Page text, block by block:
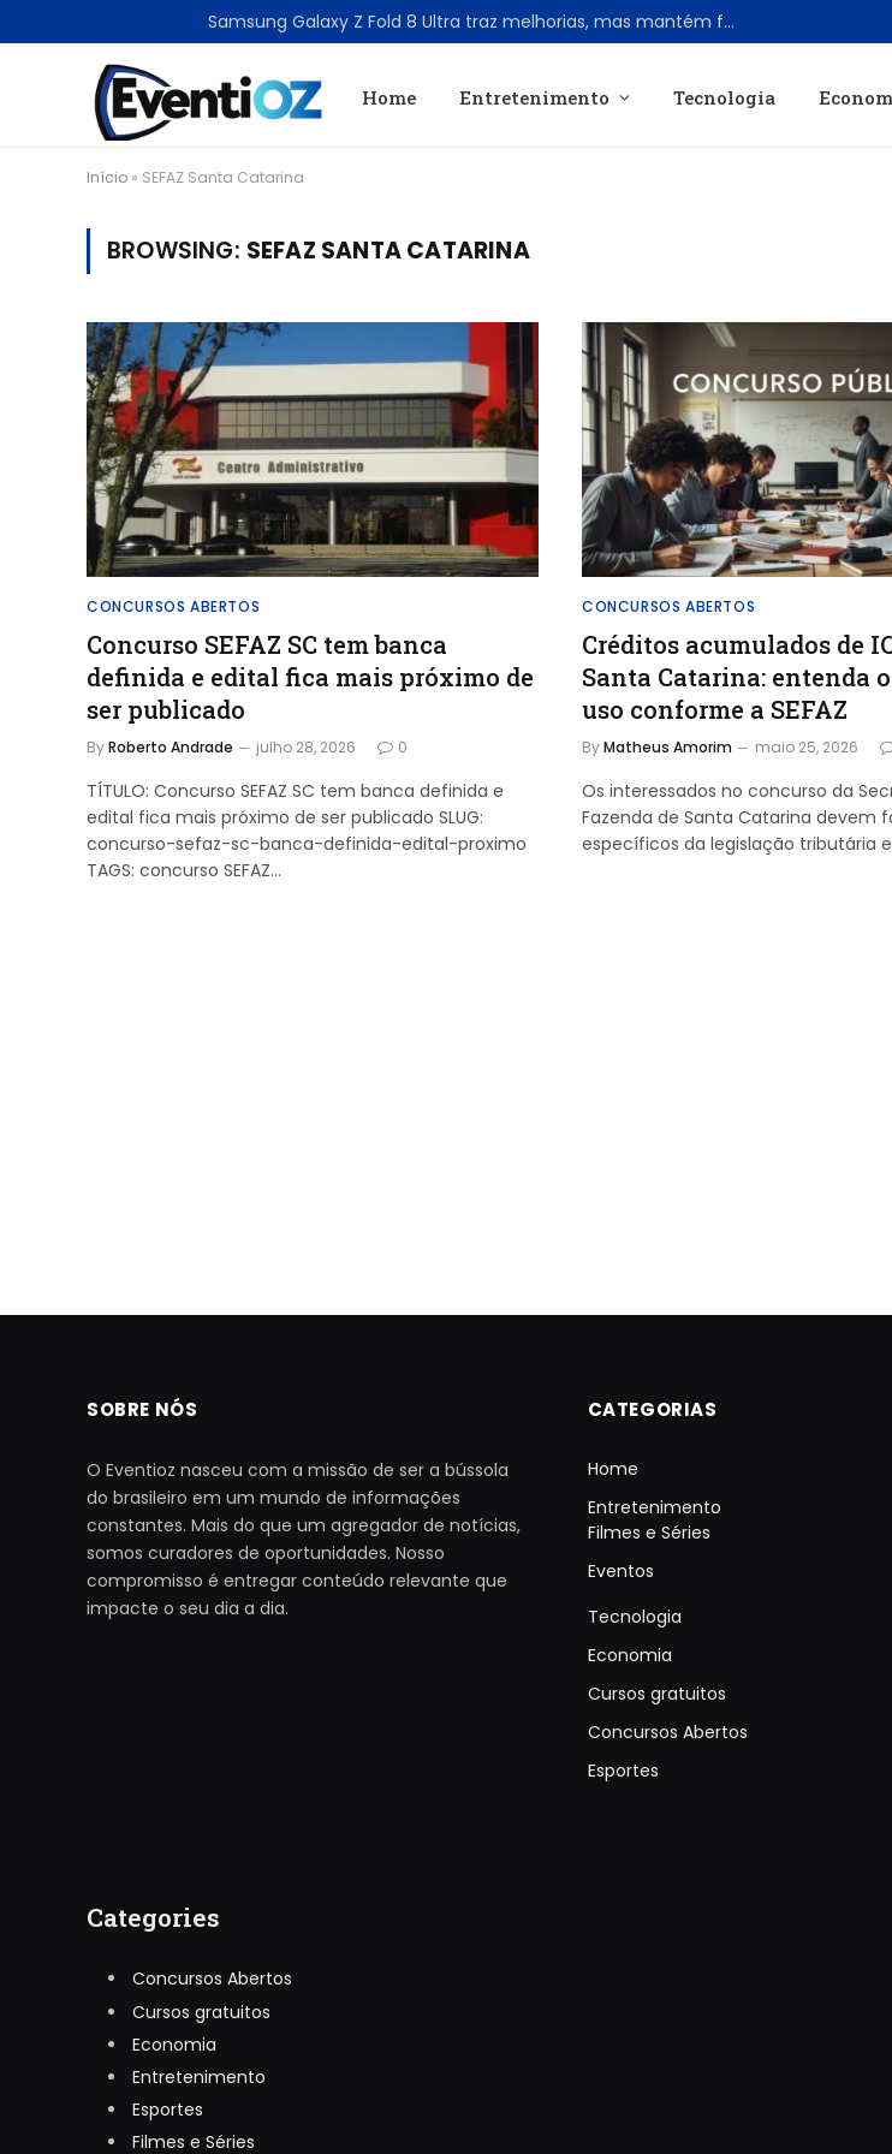
Samsung Galaxy Z Fold 8 Ultra traz melhorias, mas mantém formato tradicional
Home Entretenimento Tecnologia
Início » SEFAZ Santa Catarina
BROWSING: SEFAZ SANTA CATARINA
CONCURSOS ABERTOS
Concurso SEFAZ SC tem banca
definida e edital fica mais próximo de
ser publicado
ByRoberto Andrade julho 28, 2026 0
TÍTULO: Concurso SEFAZ SC tem banca definida e
edital fica mais próximo de ser publicado SLUG:
concurso-sefaz-sc-banca-definida-edital-proximo
TAGS: concurso SEFAZ…
CONCURSOS ABERTOS
Créditos acumulados de
Santa Catarina: entenda
uso conforme a SEFAZ
ByMatheus Amorim maio 25, 2026
Os interessados no concurso da
Fazenda de Santa Catarina devem
específicos da legislação tributária
SOBRE NÓS
O Eventioz nasceu com a missão de ser a bússola
do brasileiro em um mundo de informações
constantes. Mais do que um agregador de notícias,
somos curadores de oportunidades. Nosso
compromisso é entregar conteúdo relevante que
impacte o seu dia a dia.
CATEGORIAS
Home
Entretenimento
Filmes e Séries
Eventos
Tecnologia
Economia
Cursos gratuitos
Concursos Abertos
Esportes
Categories
Concursos Abertos
Cursos gratuitos
Economia
Entretenimento
Esportes
Filmes e Séries